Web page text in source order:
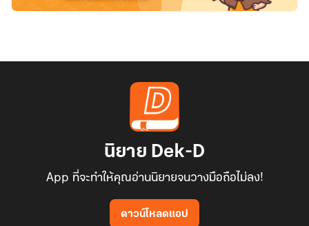
นิยาย Dek-D
App ที่จะทำให้คุณอ่านนิยายจนวางมือถือไม่ลง!
ดาวน์โหลดแอป